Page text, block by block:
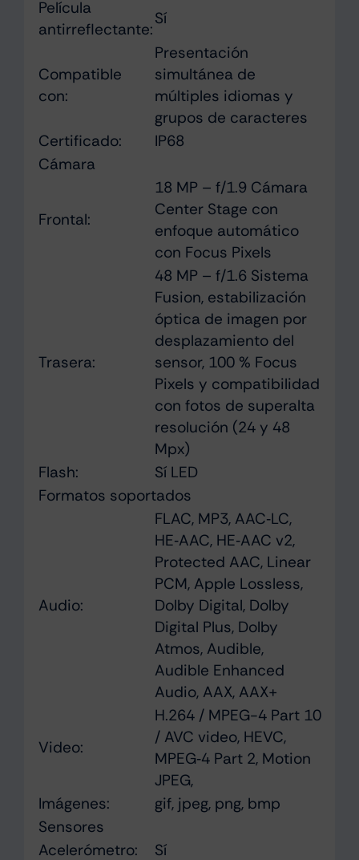
Película
antirreflectante:
Sí
Compatible
con:
Presentación
simultánea de
múltiples idiomas y
grupos de caracteres
Certificado:
IP68
Cámara
Frontal:
18 MP – f/1.9 Cámara
Center Stage con
enfoque automático
con Focus Pixels
Trasera:
48 MP – f/1.6 Sistema
Fusion, estabili­zación
óptica de imagen por
desplazamiento del
sensor, 100 % Focus
Pixels y compati­bilidad
con fotos de superalta
resolución (24 y 48
Mpx)
Flash:
Sí LED
Formatos soportados
Audio:
FLAC, MP3, AAC‑LC,
HE‑AAC, HE‑AAC v2,
Protected AAC, Linear
PCM, Apple Lossless,
Dolby Digital, Dolby
Digital Plus, Dolby
Atmos, Audible,
Audible Enhanced
Audio, AAX, AAX+
Video:
H.264 / MPEG-4 Part 10
/ AVC video, HEVC,
MPEG‑4 Part 2, Motion
JPEG,
Imágenes:
gif, jpeg, png, bmp
Sensores
Acelerómetro:
Sí